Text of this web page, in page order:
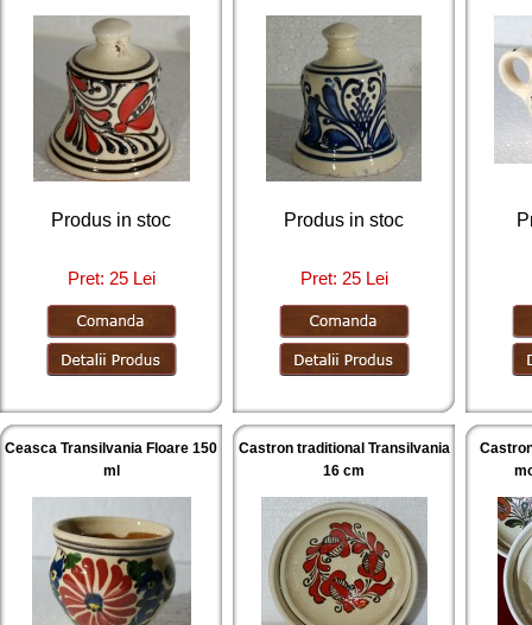
Produs in stoc
Pret: 25 Lei
Produs in stoc
Pret: 25 Lei
Ceasca Transilvania Floare 150
ml
Castron traditional Transilvania
16 cm